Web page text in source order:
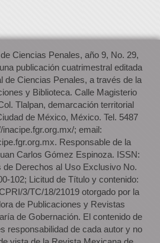
Ciencias Penales, año 9, No. 29,
publicación cuatrimestral editada
de Ciencias Penales, a través de la
y Biblioteca. Calle Magisterio
Tlalpan, demarcación territorial
de México, México. Tel. 5487
inacipe.fgr.org.mx/; email:
Responsable de la
Carlos Gómez Espinoza. ISSN:
de Derechos al Uso Exclusivo No.
102; Licitud de Título y contenido:
3/TC/18/21019 otorgado por la
de Publicaciones y Revistas
de Gobernación. El contenido de
responsabilidad de cada autor y no